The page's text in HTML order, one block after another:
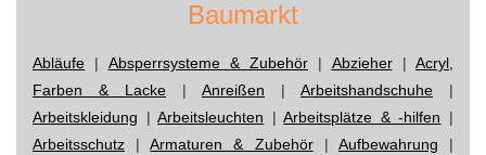
Baumarkt
Abläufe | Absperrsysteme & Zubehör | Abzieher| Acryl,
Farben & Lacke | Anreißen | Arbeitshandschuhe |
Arbeitskleidung |Arbeitsleuchten |Arbeitsplätze & -hilfen |
Arbeitsschutz |Armaturen & Zubehör| Aufbewahrung |